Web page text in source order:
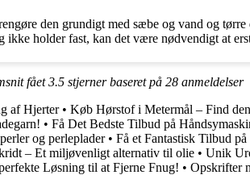
den grundigt med sæbe og vand og
holder fast, kan det være nødvendigt at
fået3.5 stjerner baseret på 28 anmeldelser
af Hjerter• Køb Hørstof i Metermål – Find
• Få Det Bedste Tilbud på
og perleplader• Få et Fantastisk Tilbud
– Et miljøvenligt alternativ til olie • Unik
Løsning til at Fjerne Fnug! • Opskrifter